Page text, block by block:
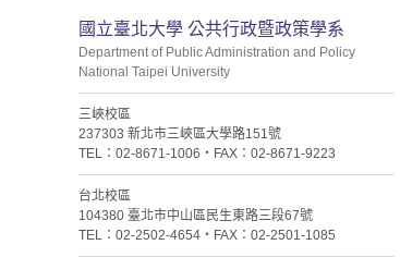
:::
國立臺北大學 公共行政暨政策學系
Department of Public Administration and Policy
National Taipei University
三峽校區
237303 新北市三峽區大學路151號
TEL：02-8671-1006・FAX：02-8671-9223
台北校區
104380 臺北市中山區民生東路三段67號
TEL：02-2502-4654・FAX：02-2501-1085